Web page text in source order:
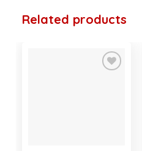
Related products